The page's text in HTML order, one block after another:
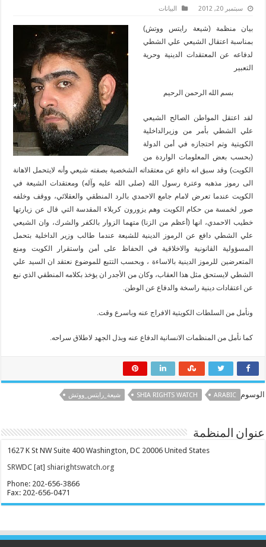
سبتمبر 20, 2012 البیانات
بيان منظمة (شيعة رايتس ووتش)
بمناسبة اعتقال الشيعي علي الشطي
لدفاعه عن المعتقدات الدينیة وحرية
التعبير
بسم الله الرحمن الرحيم
لقد اعتقل المواطن الصالح الشيعي
علي الشطي بأمر من وزيرالداخلية
الكويتية وتم احتجازه في أمن الدولة
(بحسب بعض المعلومات الواردة من
الكويت) وقد سبق انه دافع عن معتقداته الشخصية بصفته شيعي وأنه لايتحمل الاهانة
الى رموز مذهبه وعترة رسول الله (صلى الله عليه وآله) ومعتقدات الشيعة في
الكويت عندما تعرض لامام جامع الاحمدي بالرد المنطقي والعقلائي، ووقف وخلفه
صور لخمسة من حكام الكويت وهم يزورون كربلاء المقدسة التي قال عن زيارتها
خطيب الاحمدي، انها (أعظم من الزنا) متهما الزوار بالكفر والشرك، وان الشيعي
علي الشطي دافع عن الرموز الدينية للشيعة عندما طالب وزير الداخلية بتحمل
المسؤولية القانونية والاخلاقية في الحفاظ على أمن واستقرار الكويت ومنع
المتعرضين للرموز الدينية بالاساءة ، وبحسب التتبع للموضوع نعتقد ان السيد علي
الشطي لايستحق مثل هذا العقاب، وكان من الأجدر ان يؤخذ بكلامه المنطقي الذي نبع
عن اعتقادات دينية راسخة والدفاع عن الوطن.
ونأمل من السلطات الكويتية الافراج عنه وباسرع وقت.
كما نأمل من المنظمات الانسانية الدفاع عنه وبذل الجهد لاطلاق سراحه.
الوسوم ARABIC
SHIA RIGHTS WATCH شيعة_رايتس_ووتش
عنوان المنظمة
1627 K St NW Suite 400 Washington, DC 20006 United States
SRWDC [at] shiarightswatch.org
Phone: 202-656-3866
Fax: 202-656-0471